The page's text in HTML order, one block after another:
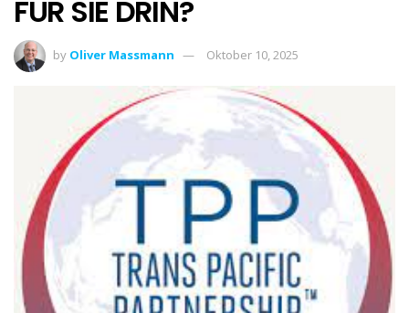
FÜR SIE DRIN?
by Oliver Massmann Oktober 10, 2025